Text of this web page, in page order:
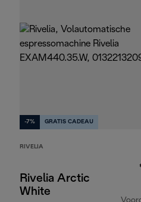
-7% GRATIS CADEAU
RIVELIA
Rivelia Arctic
White